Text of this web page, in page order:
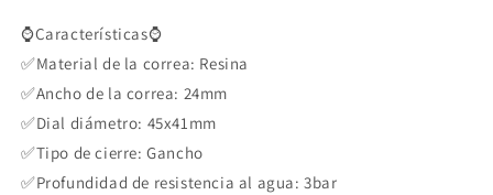
⌚Características⌚
✅Material de la correa: Resina
✅Ancho de la correa: 24mm
✅Dial diámetro: 45x41mm
✅Tipo de cierre: Gancho
✅Profundidad de resistencia al agua: 3bar